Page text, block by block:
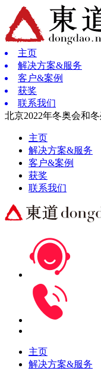
主页
解决方案&服务
客户&案例
获奖
联系我们
北京2022年冬奥会和
主页
解决方案&服务
客户&案例
获奖
联系我们
主页
解决方案&服务